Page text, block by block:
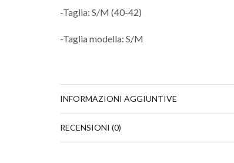
-Taglia: S/M (40-42)
-Taglia modella: S/M
INFORMAZIONI AGGIUNTIVE
RECENSIONI (0)